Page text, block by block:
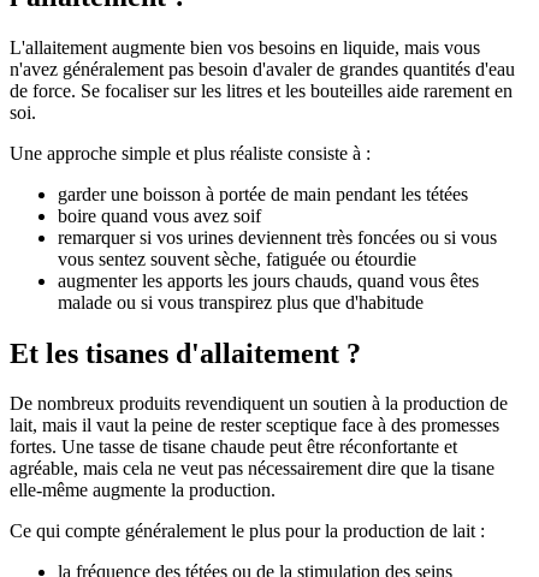
L'allaitement augmente bien vos besoins en liquide, mais vous
n'avez généralement pas besoin d'avaler de grandes quantités d'eau
de force. Se focaliser sur les litres et les bouteilles aide rarement en
soi.
Une approche simple et plus réaliste consiste à :
garder une boisson à portée de main pendant les tétées
boire quand vous avez soif
remarquer si vos urines deviennent très foncées ou si vous
vous sentez souvent sèche, fatiguée ou étourdie
augmenter les apports les jours chauds, quand vous êtes
malade ou si vous transpirez plus que d'habitude
Et les tisanes d'allaitement ?
De nombreux produits revendiquent un soutien à la production de
lait, mais il vaut la peine de rester sceptique face à des promesses
fortes. Une tasse de tisane chaude peut être réconfortante et
agréable, mais cela ne veut pas nécessairement dire que la tisane
elle-même augmente la production.
Ce qui compte généralement le plus pour la production de lait :
la fréquence des tétées ou de la stimulation des seins